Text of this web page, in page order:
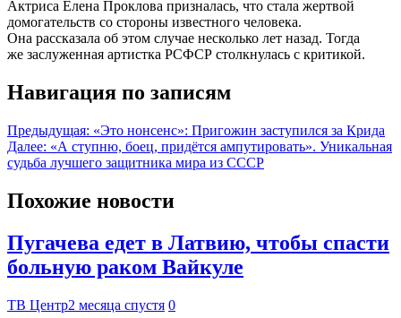
Актриса Елена Проклова призналась, что стала жертвой
домогательств со стороны известного человека.
Она рассказала об этом случае несколько лет назад. Тогда
же заслуженная артистка РСФСР столкнулась с критикой.
Навигация по записям
Предыдущая: «Это нонсенс»: Пригожин заступился за Крида
Далее: «А ступню, боец, придётся ампутировать». Уникальная
судьба лучшего защитника мира из СССР
Похожие новости
Пугачева едет в Латвию, чтобы спасти
больную раком Вайкуле
ТВ Центр2 месяца спустя 0